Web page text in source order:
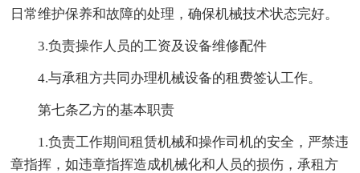
日常维护保养和故障的处理，确保机械技术状态完好。
3.负责操作人员的工资及设备维修配件
4.与承租方共同办理机械设备的租费签认工作。
第七条乙方的基本职责
1.负责工作期间租赁机械和操作司机的安全，严禁违
章指挥，如违章指挥造成机械化和人员的损伤，承租方